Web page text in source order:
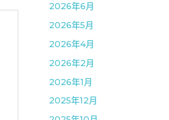
2026年6月
2026年5月
2026年4月
2026年2月
2026年1月
2025年12月